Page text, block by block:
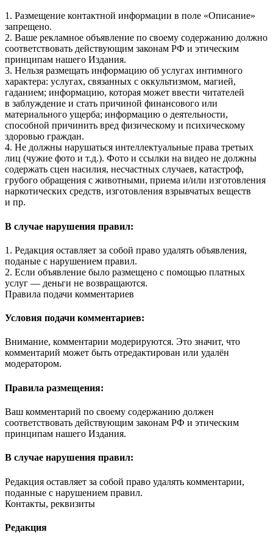
1. Размещение контактной информации в поле «Описание»
запрещено.
2. Ваше рекламное объявление по своему содержанию должно
соответствовать действующим законам РФ и этическим
принципам нашего Издания.
3. Нельзя размещать информацию об услугах интимного
характера: услугах, связанных с оккультизмом, магией,
гаданием; информацию, которая может ввести читателей
в заблуждение и стать причиной финансового или
материального ущерба; информацию о деятельности,
способной причинить вред физическому и психическому
здоровью граждан.
4. Не должны нарушаться интеллектуальные права третьих
лиц (чужие фото и т.д.). Фото и ссылки на видео не должны
содержать сцен насилия, несчастных случаев, катастроф,
грубого обращения с животными, приема и/или изготовления
наркотических средств, изготовления взрывчатых веществ
и пр.
В случае нарушения правил:
1. Редакция оставляет за собой право удалять объявления,
поданые с нарушением правил.
2. Если объявление было размещено с помощью платных
услуг — деньги не возвращаются.
Правила подачи комментариев
Условия подачи комментариев:
Внимание, комментарии модерируются. Это значит, что
комментарий может быть отредактирован или удалён
модератором.
Правила размещения:
Ваш комментарий по своему содержанию должен
соответствовать действующим законам РФ и этическим
принципам нашего Издания.
В случае нарушения правил:
Редакция оставляет за собой право удалять комментарии,
поданные с нарушением правил.
Контакты, реквизиты
Редакция